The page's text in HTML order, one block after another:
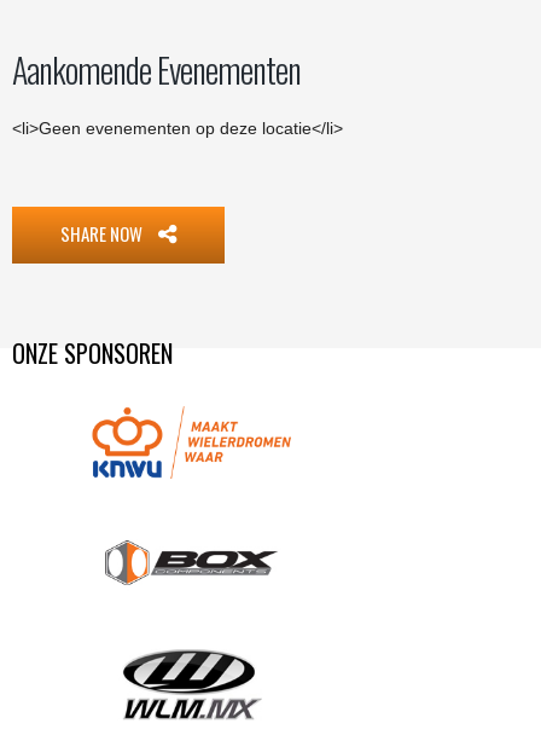
Aankomende Evenementen
<li>Geen evenementen op deze locatie</li>
SHARE NOW
ONZE SPONSOREN